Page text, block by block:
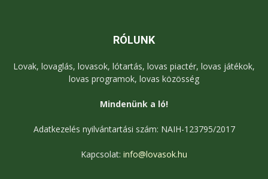
RÓLUNK
Lovak, lovaglás, lovasok, lótartás, lovas piactér, lovas játékok,
lovas programok, lovas közösség
Mindenünk a ló!
Adatkezelés nyilvántartási szám: NAIH-123795/2017
Kapcsolat: info@lovasok.hu